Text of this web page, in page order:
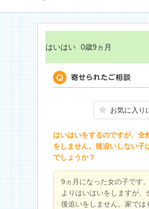
はいはい 0歳9ヵ月
お気に入り
はいはいをするのですが、全
をしません。後追いしない子
でしょうか？
9ヵ月になった女の子です
よりはいはいをしますが、
後追いをしません。家では